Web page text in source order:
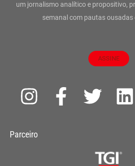
um jornalismo analítico e propositivo,
semanal com pautas ousadas
ASSINE
I
s
F
a
T
t
L
Parceiro